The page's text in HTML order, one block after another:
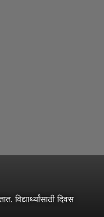
विद्यार्थ्यांसाठी दिवस